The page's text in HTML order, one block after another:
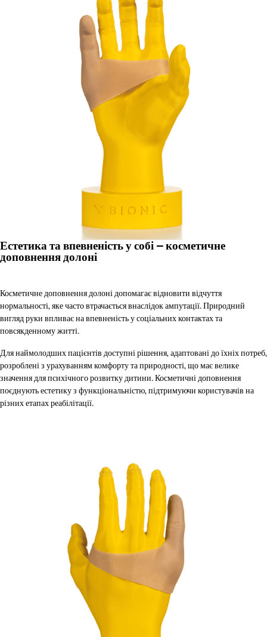
Естетика та впевненість у собі – косметичне
доповнення долоні
Косметичне доповнення долоні допомагає відновити відчуття
нормальності, яке часто втрачається внаслідок ампутації. Природний
вигляд руки впливає на впевненість у соціальних контактах та
повсякденному житті.
Для наймолодших пацієнтів доступні рішення, адаптовані до їхніх потреб,
розроблені з урахуванням комфорту та природності, що має велике
значення для психічного розвитку дитини. Косметичні доповнення
поєднують естетику з функціональністю, підтримуючи користувачів на
різних етапах реабілітації.